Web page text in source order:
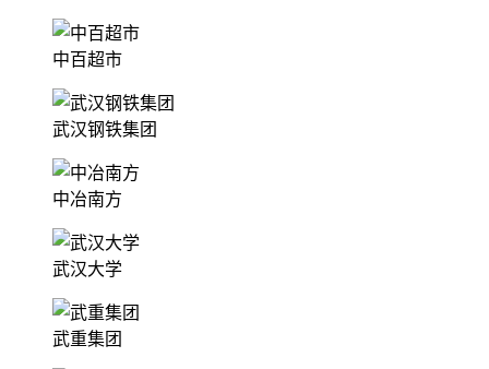
中百超市
武汉钢铁集团
中冶南方
武汉大学
武重集团